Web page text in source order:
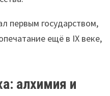
первым государством,
ещё в IX веке,
алхимия и